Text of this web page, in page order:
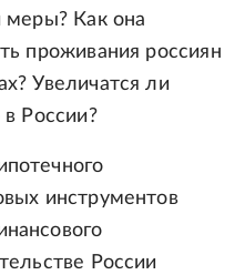
меры? Как она
проживания россиян
Увеличатся ли
России?
инструментов
России